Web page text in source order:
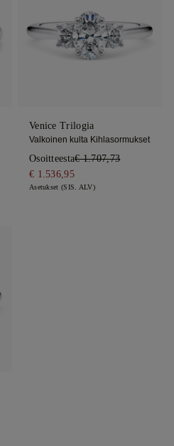
Venice Trilogia
Valkoinen kulta Kihlasormukset
Osoitteesta€ 1.707,73
€ 1.536,95
Asetukset (SIS. ALV)